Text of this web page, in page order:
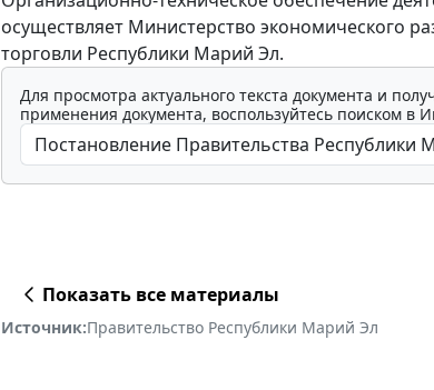
осуществляет Министерство экономического
торговли Республики Марий Эл.
Для просмотра актуального текста документа и
применения документа, воспользуйтесь поиском в
Показать все материалы
Источник:Правительство Республики Марий Эл